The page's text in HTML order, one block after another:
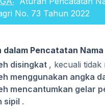
No. 73 Tahun 2022
dalam Pencatatan Nama
disingkat , kecuali tidak
menggunakan angka
mencantumkan gelar
sipil .